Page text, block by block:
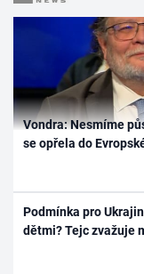
Vondra: Nesmíme
se opřela do
Podmínka pro
dětmi? Tejc zvažuje